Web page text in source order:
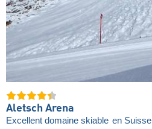
Aletsch Arena
Excellent domaine skiable en Suisse